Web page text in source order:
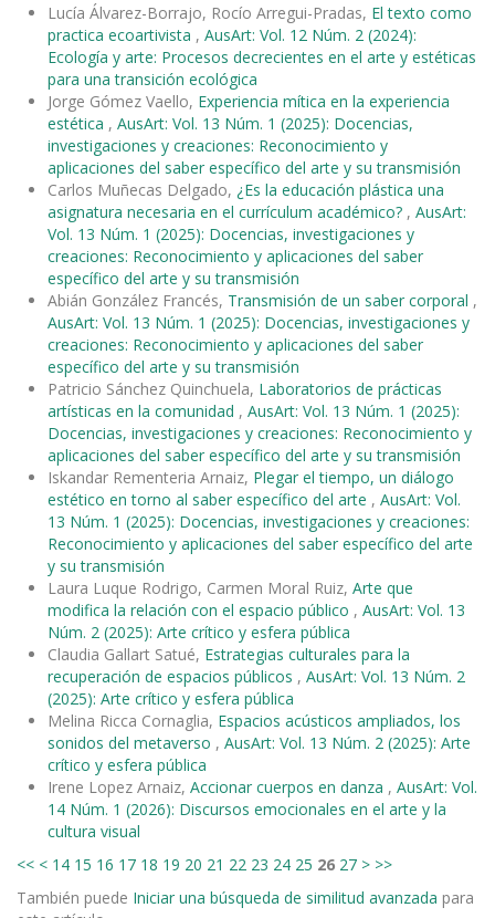
Lucía Álvarez-Borrajo, Rocío Arregui-Pradas, El texto como
practica ecoartivista , AusArt: Vol. 12 Núm. 2 (2024):
Ecología y arte: Procesos decrecientes en el arte y estéticas
para una transición ecológica
Jorge Gómez Vaello, Experiencia mítica en la experiencia
estética , AusArt: Vol. 13 Núm. 1 (2025): Docencias,
investigaciones y creaciones: Reconocimiento y
aplicaciones del saber específico del arte y su transmisión
Carlos Muñecas Delgado, ¿Es la educación plástica una
asignatura necesaria en el currículum académico? , AusArt:
Vol. 13 Núm. 1 (2025): Docencias, investigaciones y
creaciones: Reconocimiento y aplicaciones del saber
específico del arte y su transmisión
Abián González Francés, Transmisión de un saber corporal ,
AusArt: Vol. 13 Núm. 1 (2025): Docencias, investigaciones y
creaciones: Reconocimiento y aplicaciones del saber
específico del arte y su transmisión
Patricio Sánchez Quinchuela, Laboratorios de prácticas
artísticas en la comunidad , AusArt: Vol. 13 Núm. 1 (2025):
Docencias, investigaciones y creaciones: Reconocimiento y
aplicaciones del saber específico del arte y su transmisión
Iskandar Rementeria Arnaiz, Plegar el tiempo, un diálogo
estético en torno al saber específico del arte , AusArt: Vol.
13 Núm. 1 (2025): Docencias, investigaciones y creaciones:
Reconocimiento y aplicaciones del saber específico del arte
y su transmisión
Laura Luque Rodrigo, Carmen Moral Ruiz, Arte que
modifica la relación con el espacio público , AusArt: Vol. 13
Núm. 2 (2025): Arte crítico y esfera pública
Claudia Gallart Satué, Estrategias culturales para la
recuperación de espacios públicos , AusArt: Vol. 13 Núm. 2
(2025): Arte crítico y esfera pública
Melina Ricca Cornaglia, Espacios acústicos ampliados, los
sonidos del metaverso , AusArt: Vol. 13 Núm. 2 (2025): Arte
crítico y esfera pública
Irene Lopez Arnaiz, Accionar cuerpos en danza , AusArt: Vol.
14 Núm. 1 (2026): Discursos emocionales en el arte y la
cultura visual
<< < 14 15 16 17 18 19 20 21 22 23 24 25 26 27 > >>
También puede Iniciar una búsqueda de similitud avanzada para